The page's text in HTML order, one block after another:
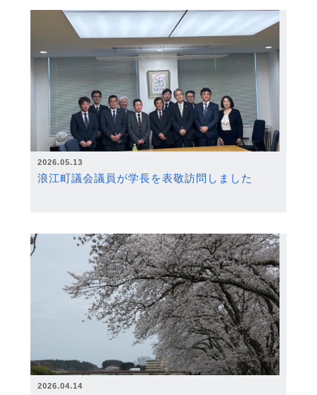
2026.05.13
浪江町議会議員が学長を表敬訪問しました
2026.04.14